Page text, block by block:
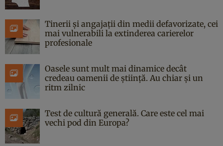
Tinerii și angajații din medii defavorizate, cei
mai vulnerabili la extinderea carierelor
profesionale
Oasele sunt mult mai dinamice decât
credeau oamenii de știință. Au chiar și un
ritm zilnic
Test de cultură generală. Care este cel mai
vechi pod din Europa?